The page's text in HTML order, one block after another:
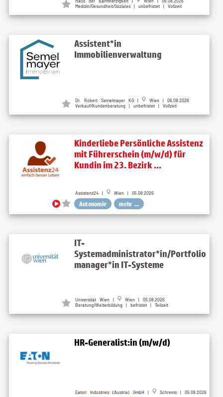
Medizin/Gesundheit/Soziales | unbefristet | Vollzeit
Assistent*in
Immobilienverwaltung
Dr. Robert Semelmayer KG |
Wien | 06.08.2026
Verkauf/Kundenberatung | unbefristet | Vollzeit
Kinderliebe Persönliche Assistenz
mit Führerschein (m/w/d) für
Kundin im 23. Bezirk ...
Assistenz24 | Wien | 05.08.2026
Autonomie mehr ...
IT-
Systemadministrator*in/Portfolio
manager*in IT-Systeme
Universität Wien |
Wien | 05.08.2026
Beratung/Weiterbildung | befristet | Teilzeit
HR-Generalist:in (m/w/d)
Eaton Industries (Austria) GmbH | Schrems | 05.08.2026